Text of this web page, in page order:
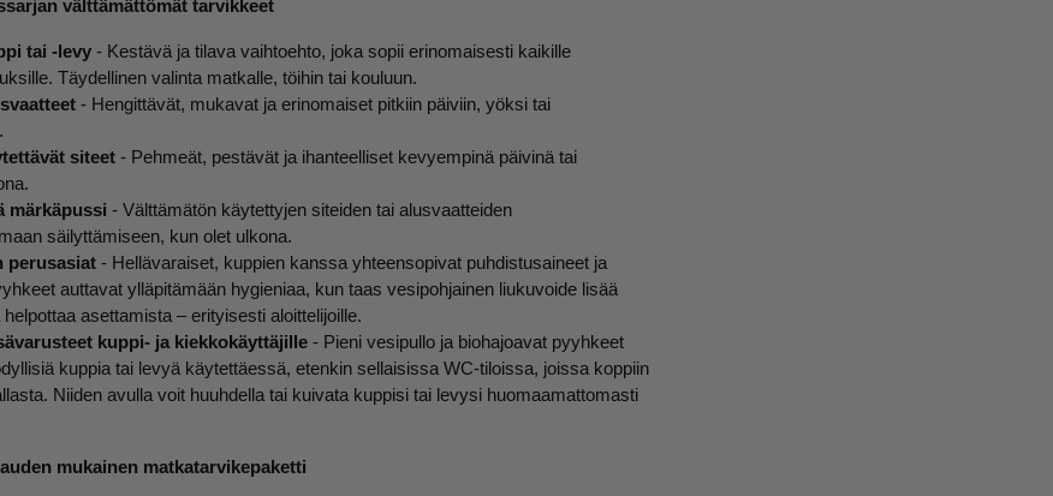
välttämättömät tarvikkeet
tai -levy - Kestävä ja tilava vaihtoehto, joka sopii erinomaisesti kaikille
Täydellinen valinta matkalle, töihin tai kouluun.
- Hengittävät, mukavat ja erinomaiset pitkiin päiviin, yöksi tai
siteet - Pehmeät, pestävät ja ihanteelliset kevyempinä päivinä tai
märkäpussi - Välttämätön käytettyjen siteiden tai alusvaatteiden
säilyttämiseen, kun olet ulkona.
perusasiat - Hellävaraiset, kuppien kanssa yhteensopivat puhdistusaineet ja
auttavat ylläpitämään hygieniaa, kun taas vesipohjainen liukuvoide lisää
asettamista – erityisesti aloittelijoille.
kuppi- ja kiekkokäyttäjille - Pieni vesipullo ja biohajoavat pyyhkeet
kuppia tai levyä käytettäessä, etenkin sellaisissa WC-tiloissa, joissa koppiin
Niiden avulla voit huuhdella tai kuivata kuppisi tai levysi huomaamattomasti
mukainen matkatarvikepaketti